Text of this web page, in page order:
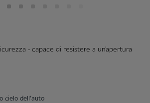
- capace di resistere a un'apertura
cielo dell’auto